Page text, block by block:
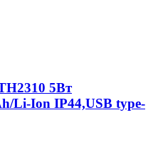
5Вт
Li-Ion IP44,USB type-